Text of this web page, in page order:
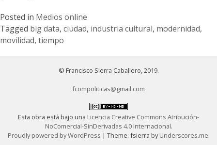
Posted in Medios online
Tagged big data, ciudad, industria cultural, modernidad,
movilidad, tiempo
© Francisco Sierra Caballero, 2019.
fcompoliticas@gmail.com
Esta obra está bajo una Licencia Creative Commons Atribución-
NoComercial-SinDerivadas 4.0 Internacional.
Proudly powered by WordPress | Theme: fsierra byUnderscores.me.